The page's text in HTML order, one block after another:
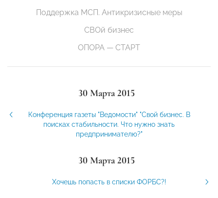
Поддержка МСП. Антикризисные меры
СВОй бизнес
ОПОРА — СТАРТ
30 Марта 2015
Конференция газеты "Ведомости" "Свой бизнес. В
поисках стабильности. Что нужно знать
предпринимателю?"
30 Марта 2015
Хочешь попасть в списки ФОРБС?!